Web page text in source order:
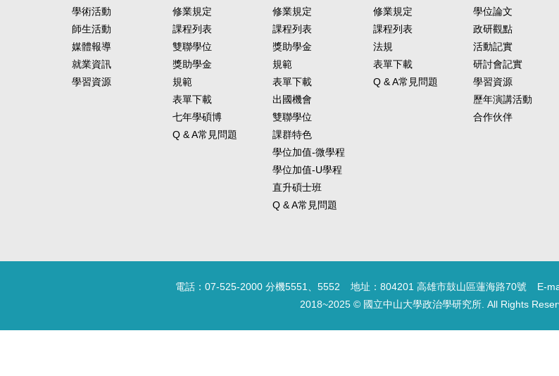
學術活動
師生活動
媒體報導
就業資訊
學習資源
修業規定
課程列表
雙聯學位
獎助學金
規範
表單下載
七年學碩博
Q & A常見問題
修業規定
課程列表
獎助學金
規範
表單下載
出國機會
雙聯學位
課群特色
學位加值-微學程
學位加值-U學程
直升碩士班
Q & A常見問題
修業規定
課程列表
法規
表單下載
Q & A常見問題
學位論文
政研觀點
活動記實
研討會記實
學習資源
歷年演講活動
合作伙伴
電話：07-525-2000 分機5551、5552 地址：804201 高雄市鼓山區蓮海路70號
E-
2018~2025 © 國立中山大學政治學研究所. All Rights